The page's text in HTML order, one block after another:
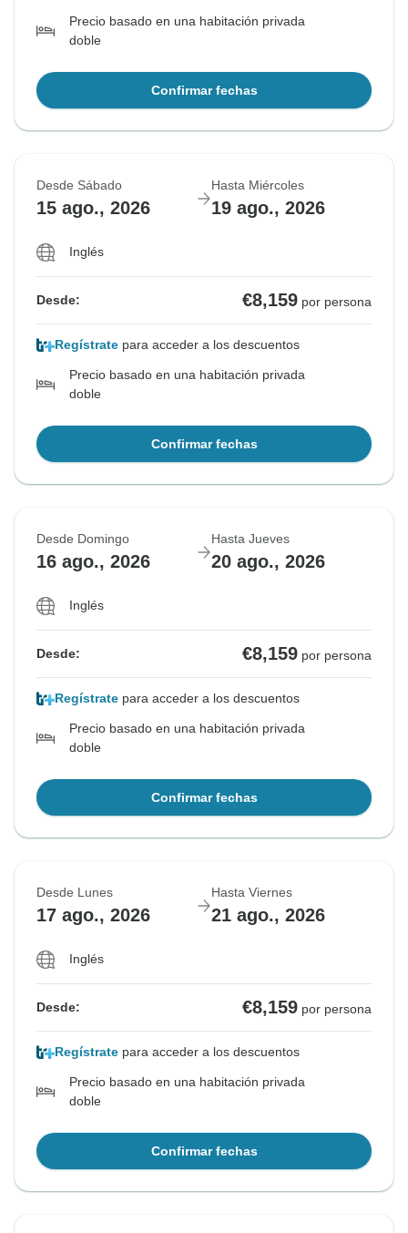
Precio basado en una habitación privada
doble
Confirmar fechas
Desde Sábado
15 ago., 2026
Hasta Miércoles
19 ago., 2026
Inglés
Desde: €8,159 por persona
Regístrate para acceder a los descuentos
Precio basado en una habitación privada
doble
Confirmar fechas
Desde Domingo
16 ago., 2026
Hasta Jueves
20 ago., 2026
Inglés
Desde: €8,159 por persona
Regístrate para acceder a los descuentos
Precio basado en una habitación privada
doble
Confirmar fechas
Desde Lunes
17 ago., 2026
Hasta Viernes
21 ago., 2026
Inglés
Desde: €8,159 por persona
Regístrate para acceder a los descuentos
Precio basado en una habitación privada
doble
Confirmar fechas